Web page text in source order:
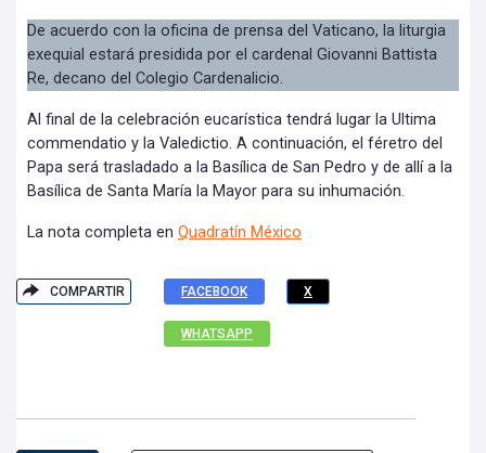
De acuerdo con la oficina de prensa del Vaticano, la liturgia
exequial estará presidida por el cardenal Giovanni Battista
Re, decano del Colegio Cardenalicio.
Al final de la celebración eucarística tendrá lugar la Ultima
commendatio y la Valedictio. A continuación, el féretro del
Papa será trasladado a la Basílica de San Pedro y de allí a la
Basílica de Santa María la Mayor para su inhumación.
La nota completa en Quadratín México
COMPARTIR FACEBOOK X
WHATSAPP